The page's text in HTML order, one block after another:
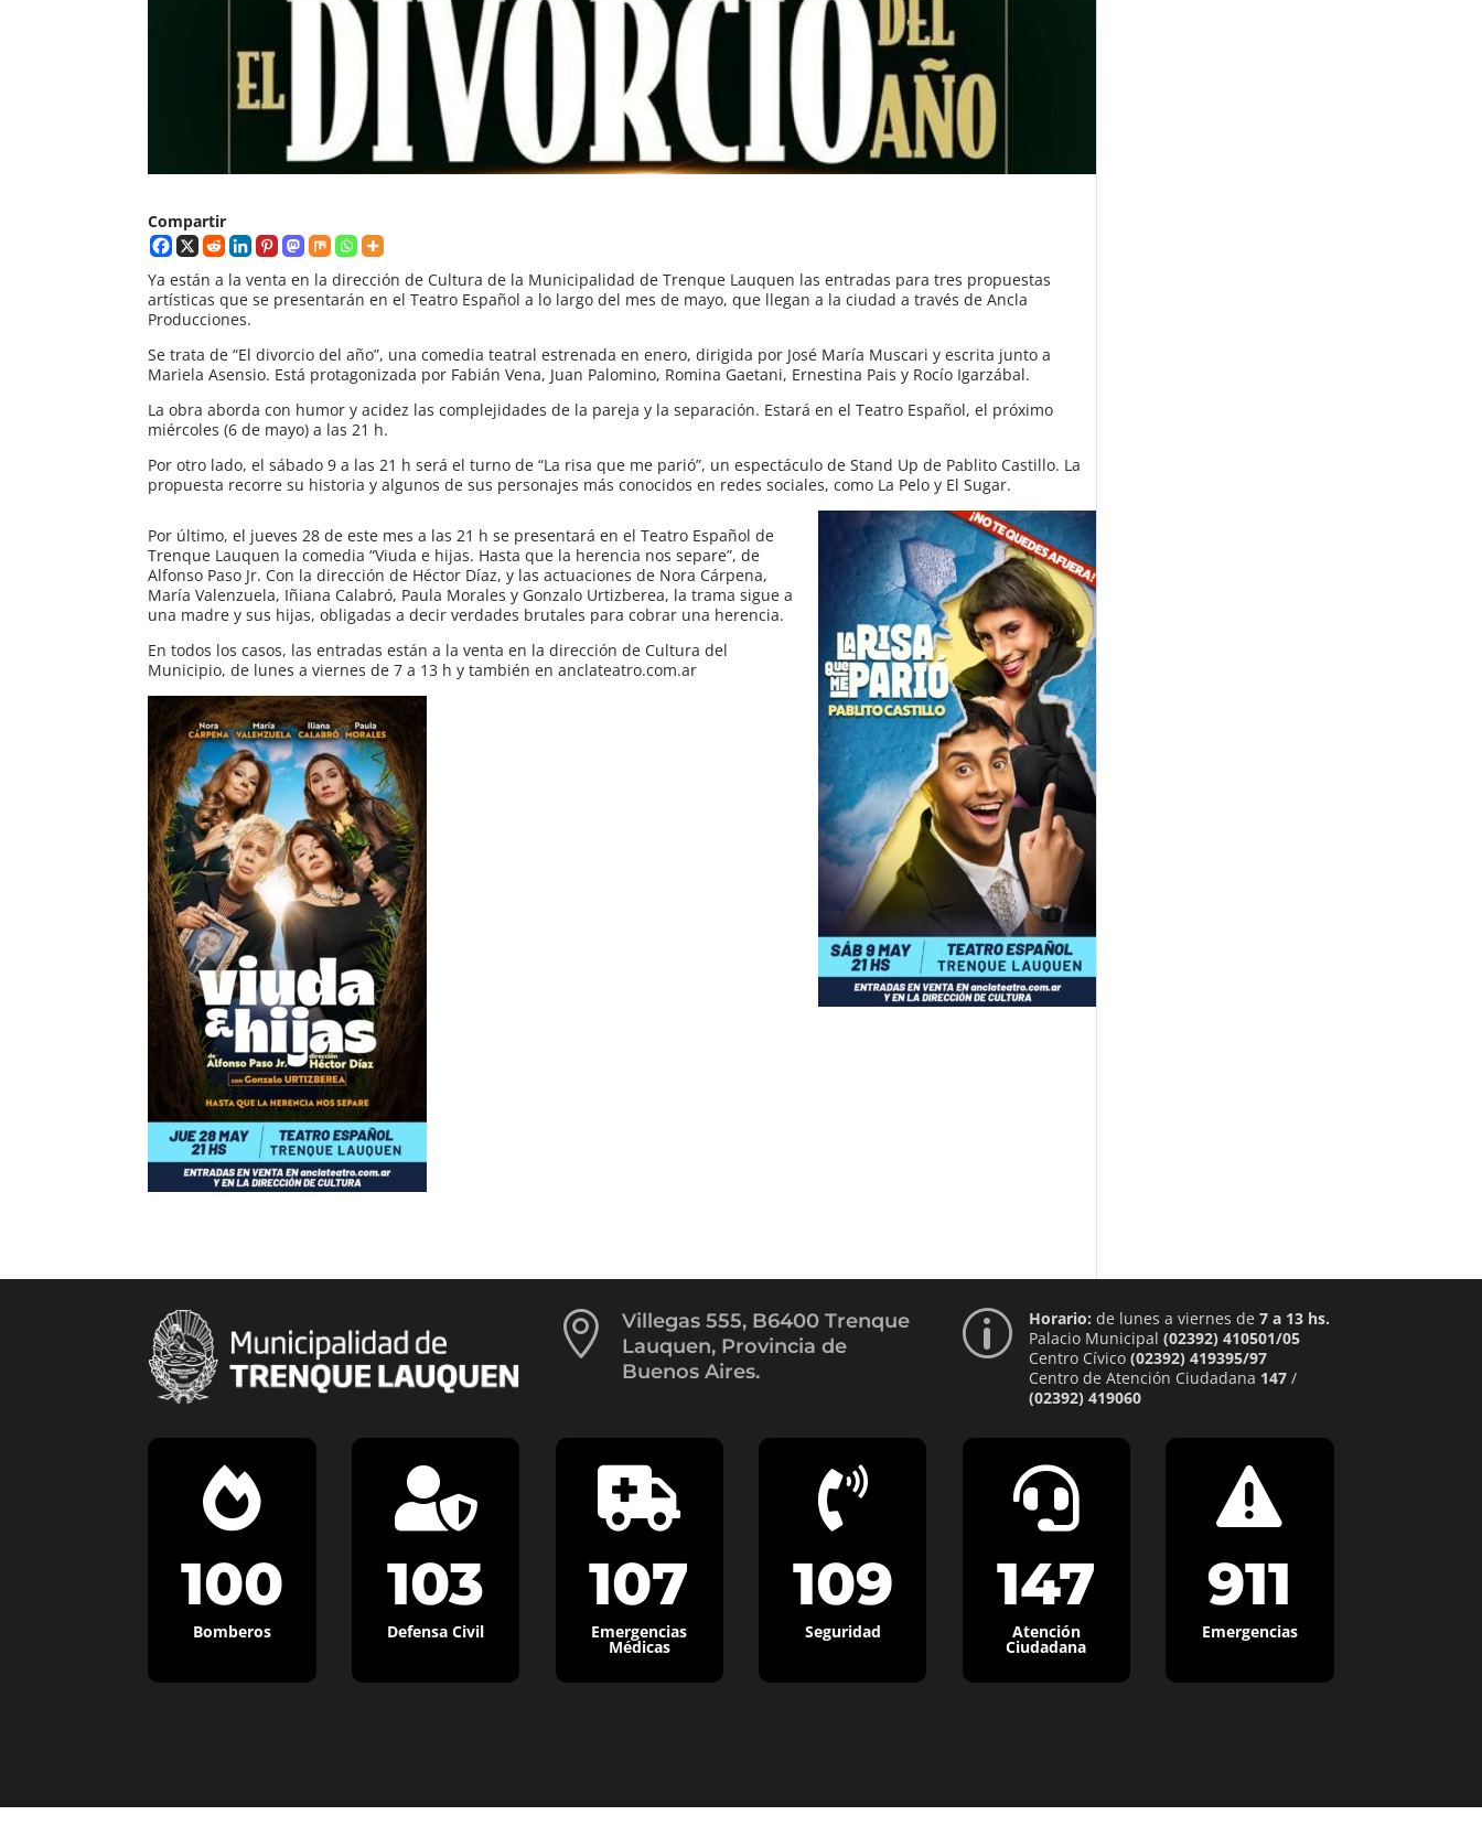
Compartir
Ya están a la venta en la dirección de Cultura de la Municipalidad de Trenque Lauquen las entradas para tres propuestas
artísticas que se presentarán en el Teatro Español a lo largo del mes de mayo, que llegan a la ciudad a través de Ancla
Producciones.
Se trata de “El divorcio del año”, una comedia teatral estrenada en enero, dirigida por José María Muscari y escrita junto a
Mariela Asensio. Está protagonizada por Fabián Vena, Juan Palomino, Romina Gaetani, Ernestina Pais y Rocío Igarzábal.
La obra aborda con humor y acidez las complejidades de la pareja y la separación. Estará en el Teatro Español, el próximo
miércoles (6 de mayo) a las 21 h.
Por otro lado, el sábado 9 a las 21 h será el turno de “La risa que me parió”, un espectáculo de Stand Up de Pablito Castillo. La
propuesta recorre su historia y algunos de sus personajes más conocidos en redes sociales, como La Pelo y El Sugar.
Por último, el jueves 28 de este mes a las 21 h se presentará en el Teatro Español de
Trenque Lauquen la comedia “Viuda e hijas. Hasta que la herencia nos separe”, de
Alfonso Paso Jr. Con la dirección de Héctor Díaz, y las actuaciones de Nora Cárpena,
María Valenzuela, Iñiana Calabró, Paula Morales y Gonzalo Urtizberea, la trama sigue a
una madre y sus hijas, obligadas a decir verdades brutales para cobrar una herencia.
En todos los casos, las entradas están a la venta en la dirección de Cultura del
Municipio, de lunes a viernes de 7 a 13 h y también en anclateatro.com.ar

Villegas 555, B6400 Trenque
Lauquen, Provincia de
Buenos Aires.
p Horario: de lunes a viernes de 7 a 13 hs.
Palacio Municipal (02392) 410501/05
Centro Cívico (02392) 419395/97
Centro de Atención Ciudadana 147/
(02392) 419060

100
Bomberos

103
Defensa Civil

107
Emergencias
Médicas

109
Seguridad

147
Atención
Ciudadana

911
Emergencias